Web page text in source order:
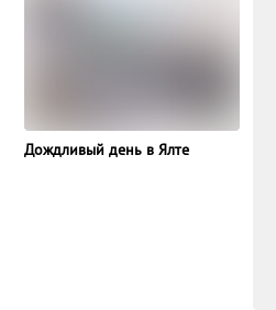
Дождливый день в Ялте